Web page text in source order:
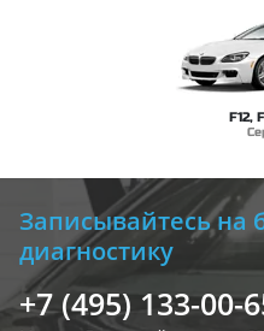
F12,
Записывайтесь на
диагностику
+7 (495) 133-00-